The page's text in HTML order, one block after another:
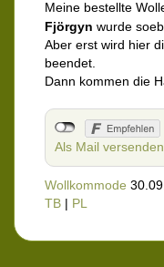
Meine bestellte
Fjörgyn wurde
Aber erst wird hier
beendet.
Dann kommen die
Als Mail versenden
Wollkommode
TB | PL